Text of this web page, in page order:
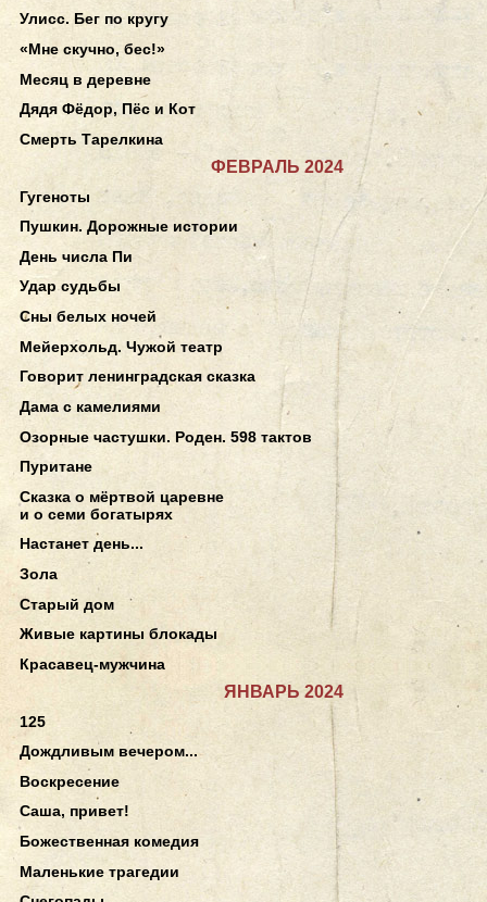
Улисс. Бег по кругу
«Мне скучно, бес!»
Месяц в деревне
Дядя Фёдор, Пёс и Кот
Смерть Тарелкина
ФЕВРАЛЬ 2024
Гугеноты
Пушкин. Дорожные истории
День числа Пи
Удар судьбы
Сны белых ночей
Мейерхольд. Чужой театр
Говорит ленинградская сказка
Дама с камелиями
Озорные частушки. Роден. 598 тактов
Пуритане
Сказка о мёртвой царевне
и о семи богатырях
Настанет день...
Зола
Старый дом
Живые картины блокады
Красавец-мужчина
ЯНВАРЬ 2024
125
Дождливым вечером...
Воскресение
Саша, привет!
Божественная комедия
Маленькие трагедии